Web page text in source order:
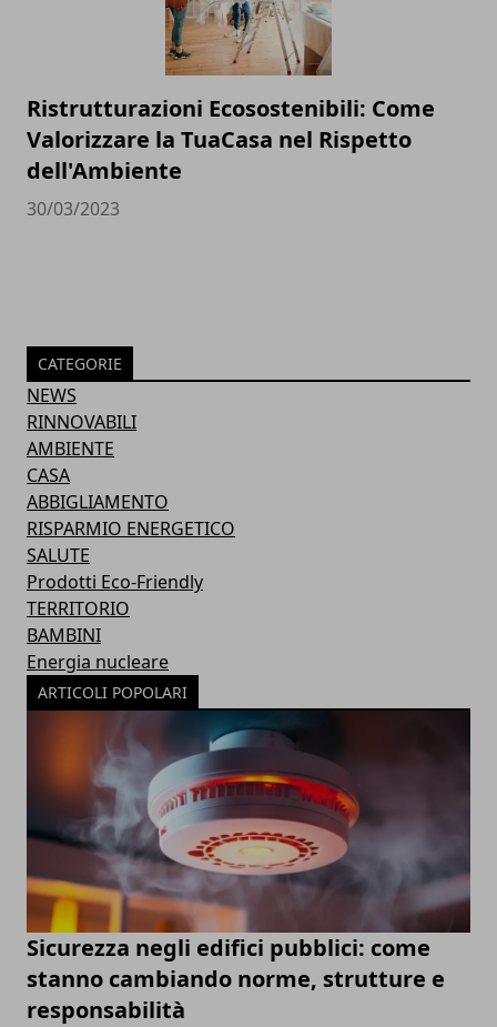
Ristrutturazioni Ecosostenibili: Come
Valorizzare la TuaCasa nel Rispetto
dell'Ambiente
30/03/2023
CATEGORIE
NEWS
RINNOVABILI
AMBIENTE
CASA
ABBIGLIAMENTO
RISPARMIO ENERGETICO
SALUTE
Prodotti Eco-Friendly
TERRITORIO
BAMBINI
Energia nucleare
ARTICOLI POPOLARI
Sicurezza negli edifici pubblici: come
stanno cambiando norme, strutture e
responsabilità